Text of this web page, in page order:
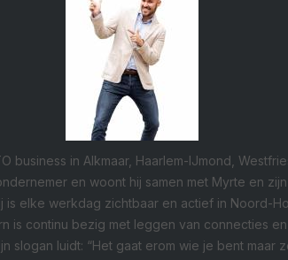
business in Alkmaar, Haarlem-IJmond,
en woont hij samen met Myrte en
is elke werkdag zichtbaar en actief in Noord-
is continu bezig met leggen van connecties
slogan luidt: “Het gaat erom wie je bent maar